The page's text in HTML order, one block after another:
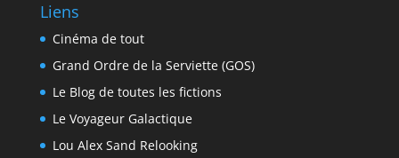
Liens
Cinéma de tout
Grand Ordre de la Serviette (GOS)
Le Blog de toutes les fictions
Le Voyageur Galactique
Lou Alex Sand Relooking